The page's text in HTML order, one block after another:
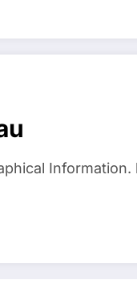
Information.